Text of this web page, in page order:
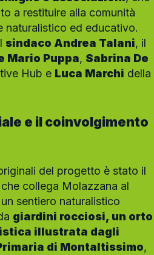
a restituire alla comunità
naturalistico ed educativo.
sindaco Andrea Talani, il
Mario Puppa, Sabrina De
Hub e Luca Marchi della
e il coinvolgimento
del progetto è stato il
che collega Molazzana al
sentiero naturalistico
giardini rocciosi, un orto
illustrata dagli
di Montaltissimo,